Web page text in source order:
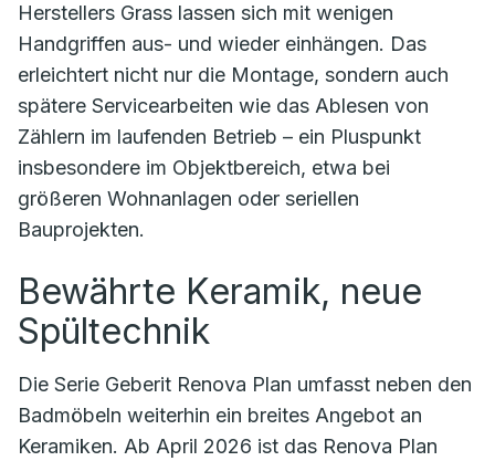
Herstellers Grass lassen sich mit wenigen
Handgriffen aus- und wieder einhängen. Das
erleichtert nicht nur die Montage, sondern auch
spätere Servicearbeiten wie das Ablesen von
Zählern im laufenden Betrieb – ein Pluspunkt
insbesondere im Objektbereich, etwa bei
größeren Wohnanlagen oder seriellen
Bauprojekten.
Bewährte Keramik, neue
Spültechnik
Die Serie Geberit Renova Plan umfasst neben den
Badmöbeln weiterhin ein breites Angebot an
Keramiken. Ab April 2026 ist das Renova Plan